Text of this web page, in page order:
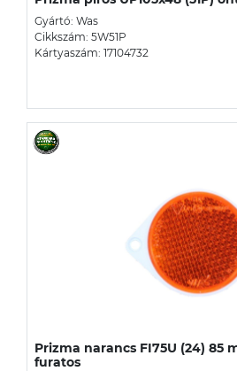
Gyártó: Was
Cikkszám: 5W51P
Kártyaszám: 17104732
Prizma narancs FI75U (24) 85
furatos